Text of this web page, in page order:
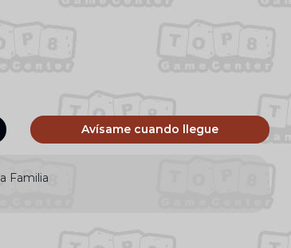
Avísame cuando llegue
Familia